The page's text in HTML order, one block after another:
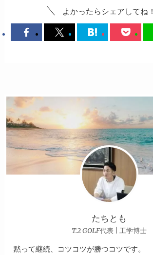
よかったらシェアしてね！
たちとも
T.2 GOLF代表 | 工学博士
黙って継続、コツコツが勝つコツです。